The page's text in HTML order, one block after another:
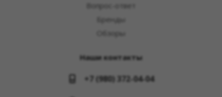
Вопрос-ответ
Бренды
Обзоры
Наши контакты
+7 (980) 372-04-04